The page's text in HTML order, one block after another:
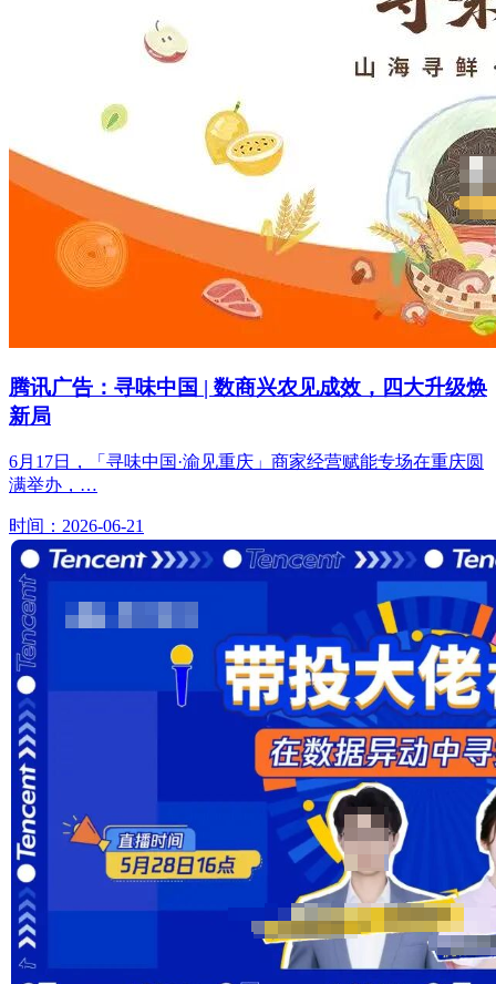
腾讯广告：寻味中国 | 数商兴农见成效，四大升级焕
新局
6月17日，「寻味中国·渝见重庆」商家经营赋能专场在重庆圆
满举办，…
时间：2026-06-21